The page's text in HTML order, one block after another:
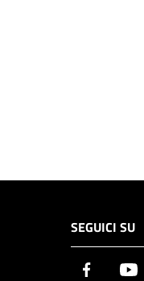
SEGUICI SU
Facebook